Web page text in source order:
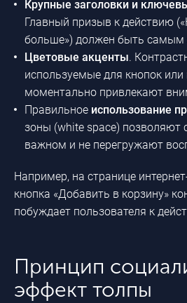
Крупные заголовки и
Главный призыв к действию
больше») должен быть
Цветовые акценты.
используемые для кнопок
моментально привлекают
Правильное использование
зоны (white space) позволяют
важном и не перегружают
Например, на странице
кнопка «Добавить в корзину»
побуждает пользователя к
Принцип
эффект толпы